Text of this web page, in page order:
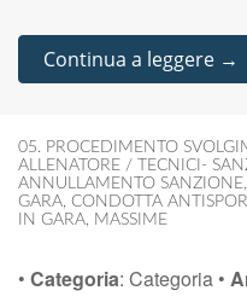
Continua a leggere →
05. PROCEDIMENTO
ALLENATORE / TECNICI-
ANNULLAMENTO SANZIONE,
GARA, CONDOTTA
IN GARA, MASSIME
• Categoria: Categoria •